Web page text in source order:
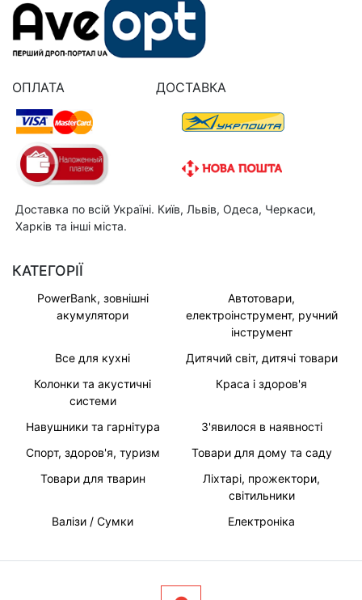
ОПЛАТА ДОСТАВКА
Доставка по всій Україні. Київ, Львів, Одеса, Черкаси,
Харків та інші міста.
КАТЕГОРІЇ
PowerBank, зовнішні
акумулятори
Автотовари,
електроінструмент, ручний
інструмент
Все для кухні
Дитячий світ, дитячі товари
Колонки та акустичні
системи
Краса і здоров'я
Навушники та гарнітура
З'явилося в наявності
Спорт, здоров'я, туризм
Товари для дому та саду
Товари для тварин
Ліхтарі, прожектори,
світильники
Валізи / Сумки
Електроніка